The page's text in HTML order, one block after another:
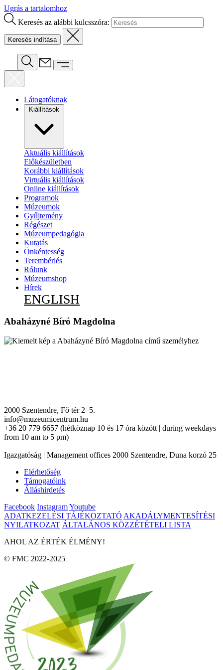
Ugrás a tartalomhoz
Keresés az alábbi kulcsszóra:
Látogatóknak
Kiállítások
Aktuális kiállítások
Előkészületben
Korábbi kiállítások
Virtuális kiállítások
Online kiállítások
Programok
Múzeumok
Gyűjtemény
Régészet
Múzeumpedagógia
Kutatás
Önkéntesség
Terembérlés
Rólunk
Múzeumshop
Hírek
ENGLISH
Abaházyné Bíró Magdolna
2000 Szentendre, Fő tér 2–5.
info@muzeumicentrum.hu
+36 20 779 6657 (hétköznap 10 és 17 óra között | during weekdays
from 10 am to 5 pm)
Igazgatóság | Management offices 2000 Szentendre, Duna korzó 25
Elérhetőség
Támogatóink
Álláshirdetés
Facebook InstagramYoutube
ADATKEZELÉSI TÁJÉKOZTATÓ AKADÁLYMENTESÍTÉSI
NYILATKOZAT ÁLTALÁNOS KÖZZÉTÉTELI LISTA
AHOL AZ ÉRTÉK ÉLMÉNY!
© FMC 2022-2025